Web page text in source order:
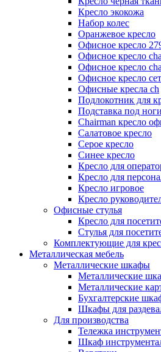
Кресло экокожа
Набор колес
Оранжевое кресло
Офисное кресло
Офисное кресло
Офисное кресло
Офисное кресло
Офисные кресла ch
Подлокотник для
Подставка под ноги
Сhairman кресло
Салатовое кресло
Серое кресло
Синее кресло
Кресло для
Кресло для
Кресло игровое
Кресло
Офисные стулья
Кресло для
Стулья для
Комплектующие для
Металлическая мебель
Металлические шкафы
Металлические
Металлические
Бухгалтерские
Шкафы для
Для производства
Тележка
Шкаф